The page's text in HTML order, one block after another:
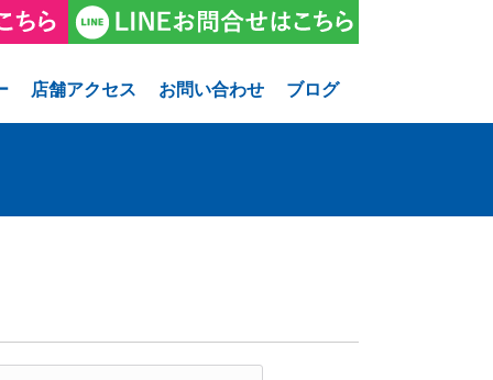
店舗アクセス お問い合わせ ブログ